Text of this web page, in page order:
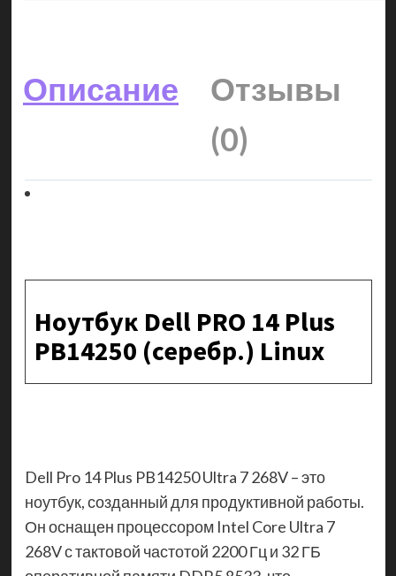
Описание
Отзывы
(0)
Ноутбук Dell PRO 14 Plus
PB14250 (серебр.) Linux
Dell Pro 14 Plus PB14250 Ultra 7 268V – это
ноутбук, созданный для продуктивной работы.
Он оснащен процессором Intel Core Ultra 7
268V с тактовой частотой 2200 Гц и 32 ГБ